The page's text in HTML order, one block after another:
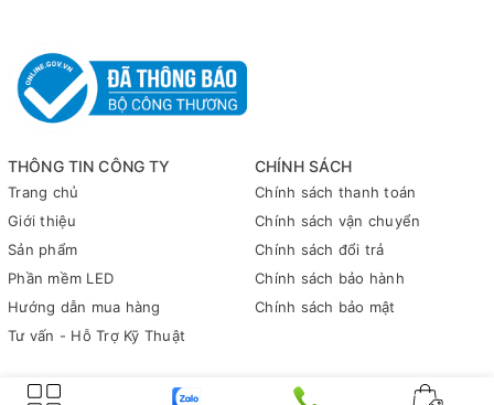
THÔNG TIN CÔNG TY
Trang chủ
Giới thiệu
Sản phẩm
Phần mềm LED
Hướng dẫn mua hàng
Tư vấn - Hỗ Trợ Kỹ Thuật
CHÍNH SÁCH
Chính sách thanh toán
Chính sách vận chuyển
Chính sách đổi trả
Chính sách bảo hành
Chính sách bảo mật